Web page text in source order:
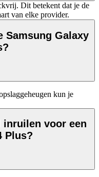
Dit betekent dat je de
van elke provider.
Samsung Galaxy
kun je
voor een
Plus?